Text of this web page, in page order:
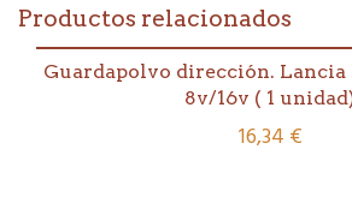
Productos relacionados
Guardapolvo dirección.
8v/16v ( 1
16,34 €